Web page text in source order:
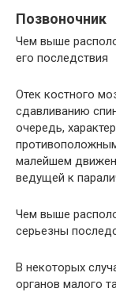
Позвоночник
Чем выше
его последствия
Отек костного
сдавливанию
очередь,
малейшем
ведущей к
Чем выше
серьезны
В некоторых
органов малого